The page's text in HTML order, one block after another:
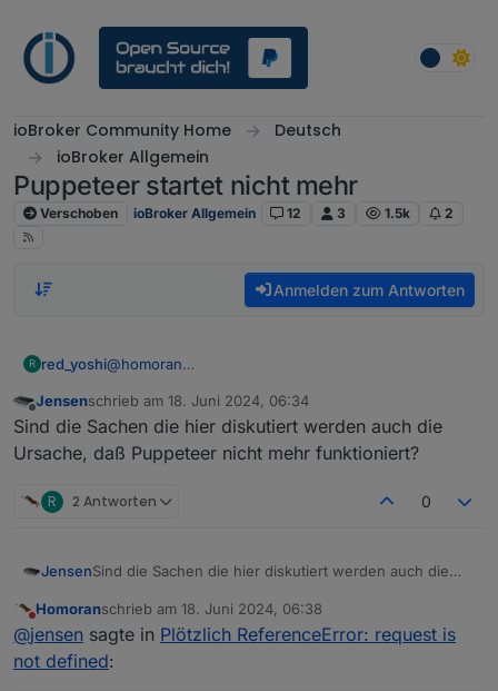
ioBroker Community Home
Deutsch
ioBroker Allgemein
Puppeteer startet nicht mehr
Verschoben ioBroker Allgemein 12 3 1.5k 2
Anmelden zum Antworten
R red_yoshi@homoran
eigentlich regelmäßig (also ca. 1-2 mal am Tag).
normalerweise funktioniert es dann einfach beim
nächsten Versuch.
Offline
Jensenschrieb am 18. Juni 2024, 06:34
zuletzt editiert von
Sind die Sachen die hier diskutiert werden auch die
Ursache, daß Puppeteer nicht mehr funktioniert?
R 2 Antworten 0
JensenSind die Sachen die hier diskutiert werden auch die
Nicht stören
Homoranschrieb am 18. Juni 2024, 06:38
zuletzt editiert von
@jensen sagte in Plötzlich ReferenceError: request is
not defined: